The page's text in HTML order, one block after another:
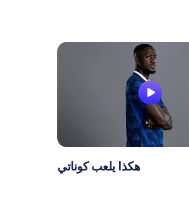
هكذا يلعب كوناتي